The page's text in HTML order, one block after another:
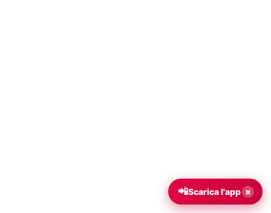
📲Scarica l'app ×